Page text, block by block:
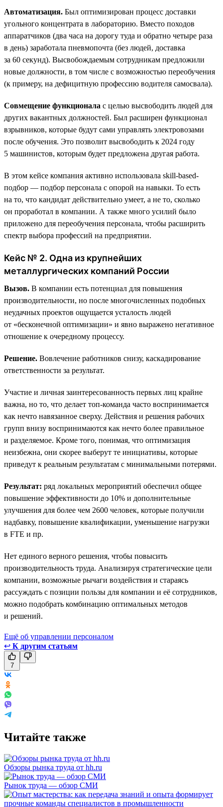
Автоматизация. Был оптимизирован процесс доставки
угольного концентрата в лабораторию. Вместо походов
аппаратчиков (два часа на дорогу туда и обратно четыре раза
в день) заработала пневмопочта (без людей, доставка
за 60 секунд). Высвобождаемым сотрудникам предложили
новые должности, в том числе с возможностью переобучения
(к примеру, на дефицитную профессию водителя самосвала).
Совмещение функционала с целью высвободить людей для
других вакантных должностей. Был расширен функционал
взрывников, которые будут сами управлять электровозами
после обучения. Это позволит высвободить к 2024 году
5 машинистов, которым будет предложена другая работа.
В этом кейсе компания активно использовала skill-based-
подбор — подбор персонала с опорой на навыки. То есть
на то, что кандидат действительно умеет, а не то, сколько
он проработал в компании. А также много усилий было
приложено для переобучения персонала, чтобы расширить
спектр выбора профессий на предприятии.
Кейс № 2. Одна из крупнейших
металлургических компаний России
Вызов. В компании есть потенциал для повышения
производительности, но после многочисленных подобных
неудачных проектов ощущается усталость людей
от «бесконечной оптимизации» и явно выражено негативное
отношение к очередному процессу.
Решение. Вовлечение работников снизу, каскадирование
ответственности за результат.
Участие и личная заинтересованность первых лиц крайне
важна, но то, что делает топ-команда часто воспринимается
как нечто навязанное сверху. Действия и решения рабочих
групп внизу воспринимаются как нечто более правильное
и разделяемое. Кроме того, понимая, что оптимизация
неизбежна, они скорее выберут те инициативы, которые
приведут к реальным результатам с минимальными потерями.
Результат: ряд локальных мероприятий обеспечил общее
повышение эффективности до 10% и дополнительные
улучшения для более чем 2600 человек, которые получили
надбавку, повышение квалификации, уменьшение нагрузки
в FTE и пр.
Нет единого верного решения, чтобы повысить
производительность труда. Анализируя стратегические цели
компании, возможные рычаги воздействия и стараясь
рассуждать с позиции пользы для компании и её сотрудников,
можно подобрать комбинацию оптимальных методов
и решений.
Ещё об управлении персоналом
↩ К другим статьям
7
Читайте также
Обзоры рынка труда от hh.ru
Рынок труда — обзор СМИ